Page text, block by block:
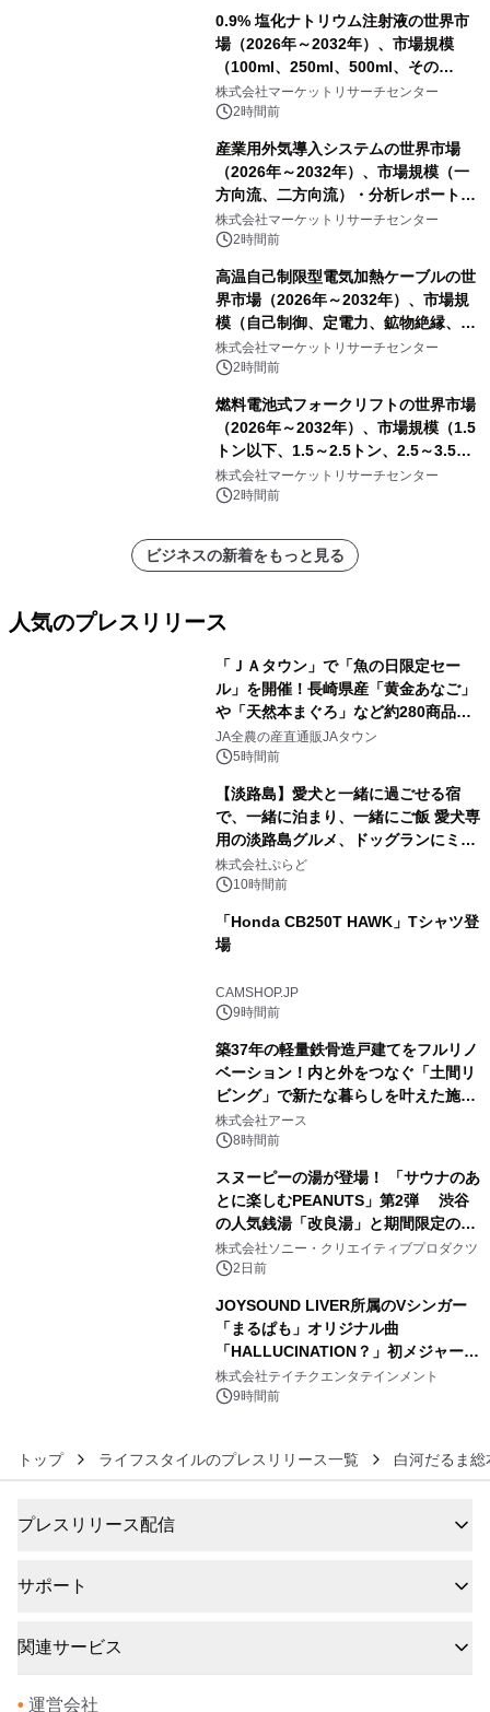
0.9% 塩化ナトリウム注射液の世界市
場（2026年～2032年）、市場規模
（100ml、250ml、500ml、その
他）・分析レポートを発表
株式会社マーケットリサーチセンター
2時間前
産業用外気導入システムの世界市場
（2026年～2032年）、市場規模（一
方向流、二方向流）・分析レポートを
発表
株式会社マーケットリサーチセンター
2時間前
高温自己制限型電気加熱ケーブルの世
界市場（2026年～2032年）、市場規
模（自己制御、定電力、鉱物絶縁、表
皮効果）・分析レポートを発表
株式会社マーケットリサーチセンター
2時間前
燃料電池式フォークリフトの世界市場
（2026年～2032年）、市場規模（1.5
トン以下、1.5～2.5トン、2.5～3.5ト
ン、3.5～5.0トン、その他）・分析レ
ポートを発表
株式会社マーケットリサーチセンター
2時間前
ビジネスの新着をもっと見る
人気のプレスリリース
「ＪＡタウン」で「魚の日限定セー
ル」を開催！長崎県産「黄金あなご」
や「天然本まぐろ」など約280商品を
販売！～毎月１０日の定例企画～
JA全農の産直通販JAタウン
5時間前
【淡路島】愛犬と一緒に過ごせる宿
で、一緒に泊まり、一緒にご飯 愛犬専
用の淡路島グルメ、ドッグランにミニ
プール グランピングとトレーラーハウ
スの2施設で
株式会社ぷらど
10時間前
「Honda CB250T HAWK」Tシャツ登
場
CAMSHOP.JP
9時間前
築37年の軽量鉄骨造戸建てをフルリノ
ベーション！内と外をつなぐ「土間リ
ビング」で新たな暮らしを叶えた施工
事例を株式会社アースが公開
株式会社アース
8時間前
スヌーピーの湯が登場！ 「サウナのあ
とに楽しむPEANUTS」第2弾 渋谷
の人気銭湯「改良湯」と期間限定のコ
ラボレーション サウナイキタイコラ
ボグッズも発売決定！
株式会社ソニー・クリエイティブプロダクツ
2日前
JOYSOUND LIVER所属のVシンガー
「まるぱも」オリジナル曲
「HALLUCINATION？」初メジャー配
信リリース決定！
株式会社テイチクエンタテインメント
9時間前
トップ ライフスタイルのプレスリリース一覧 白河だるま総
プレスリリース配信
サポート
関連サービス
• 運営会社